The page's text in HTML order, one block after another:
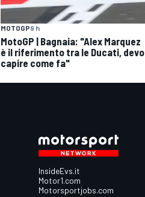
MOTOGP9 h
MotoGP | Bagnaia: "Alex Marquez
è il riferimento tra le Ducati, devo
capire come fa"
InsideEvs.it
Motor1.com
Motorsportjobs.com